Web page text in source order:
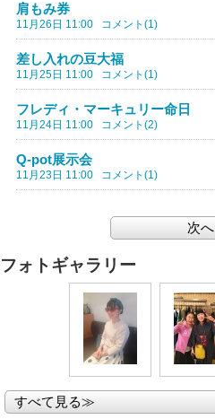
肩もみ券
11月26日 11:00 コメント(1)
差し入れの豆大福
11月25日 11:00 コメント(1)
フレディ・マーキュリー命日
11月24日 11:00 コメント(2)
Q-pot展示会
11月23日 11:00 コメント(1)
次へ
フォトギャラリー
すべて見る≫